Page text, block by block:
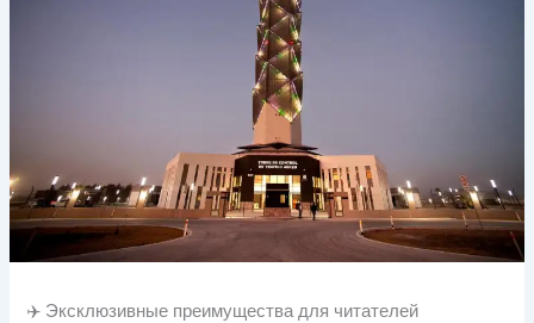
✈️ Эксклюзивные преимущества для читателей